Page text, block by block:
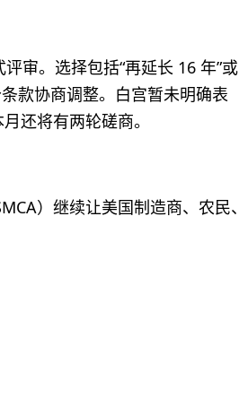
审。选择包括“再延长 16 年”或
款协商调整。白宫暂未明确表
还将有两轮磋商。
）继续让美国制造商、农民、